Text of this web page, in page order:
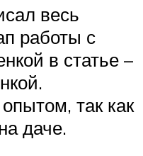
весь
работы с
в статье –
так как
даче.